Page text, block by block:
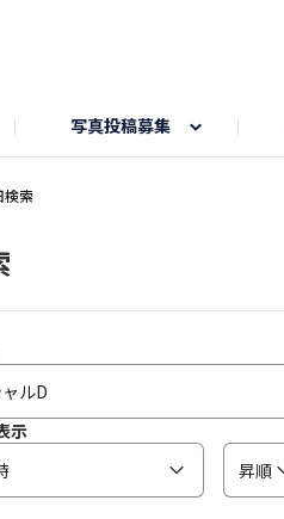
ア
者エリア
写真投稿募集
ム
の絶景
コミュニティガイド
検索
示
昇順